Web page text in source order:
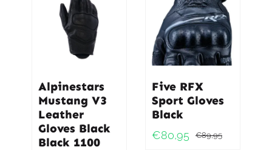
Alpinestars
Mustang V3
Leather
Gloves Black
Black 1100
Five RFX
Sport Gloves
Black
€89,95
€80,95